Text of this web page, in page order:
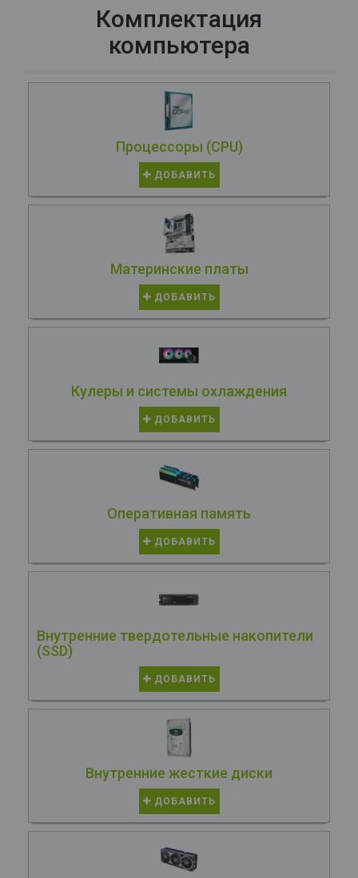
Комплектация
компьютера
Процессоры (CPU)
ДОБАВИТЬ
Материнские платы
ДОБАВИТЬ
Кулеры и системы охлаждения
ДОБАВИТЬ
Оперативная память
ДОБАВИТЬ
Внутренние твердотельные накопители
(SSD)
ДОБАВИТЬ
Внутренние жесткие диски
ДОБАВИТЬ